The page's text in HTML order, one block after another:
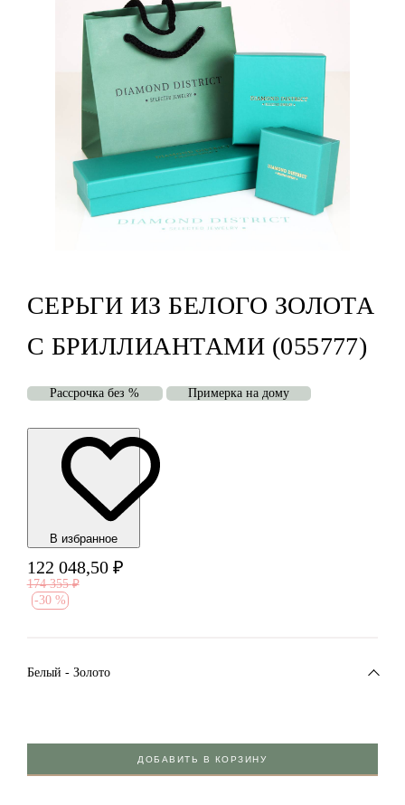
СЕРЬГИ ИЗ БЕЛОГО ЗОЛОТА
С БРИЛЛИАНТАМИ (055777)
Рассрочка без % Примерка на дому
В избранноe
122 048,50 ₽
174 355 ₽
-30 %
Белый - Золото
ДОБАВИТЬ В КОРЗИНУ